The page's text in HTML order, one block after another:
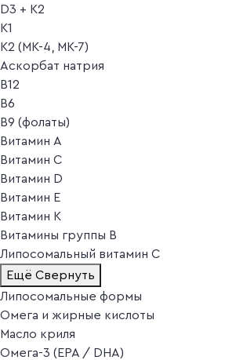
D3 + K2
K1
K2 (MK-4, MK-7)
Аскорбат натрия
В12
В6
В9 (фолаты)
Витамин A
Витамин C
Витамин D
Витамин E
Витамин K
Витамины группы B
Липосомальный витамин C
Ещё Свернуть
Липосомальные формы
Омега и жирные кислоты
Масло криля
Омега-3 (EPA / DHA)